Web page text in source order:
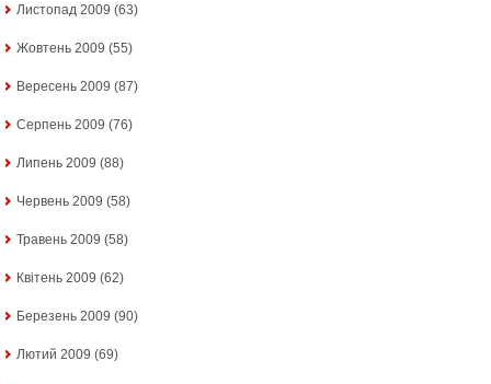
Листопад 2009 (63)
Жовтень 2009 (55)
Вересень 2009 (87)
Серпень 2009 (76)
Липень 2009 (88)
Червень 2009 (58)
Травень 2009 (58)
Квітень 2009 (62)
Березень 2009 (90)
Лютий 2009 (69)